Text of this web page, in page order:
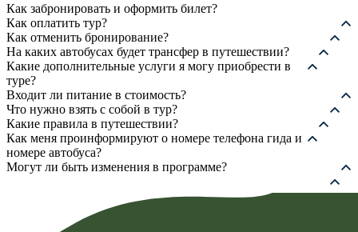
Как забронировать и оформить билет?
Как оплатить тур?
Как отменить бронирование?
На каких автобусах будет трансфер в путешествии?
Какие дополнительные услуги я могу приобрести в
туре?
Входит ли питание в стоимость?
Что нужно взять с собой в тур?
Какие правила в путешествии?
Как меня проинформируют о номере телефона гида и
номере автобуса?
Могут ли быть изменения в программе?